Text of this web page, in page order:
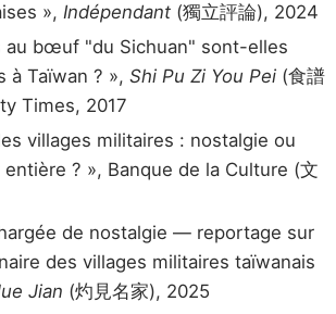
», Indépendant (獨立評論), 2024
au bœuf "du Sichuan" sont-elles
à Taïwan ? », Shi Pu Zi You Pei (食譜
Times, 2017
villages militaires : nostalgie ou
? », Banque de la Culture (文
de nostalgie — reportage sur
des villages militaires taïwanais
Jian (灼見名家), 2025